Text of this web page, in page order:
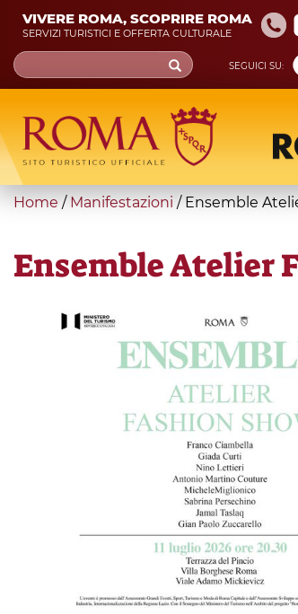
Skip
main
content
VIVERE ROMA, SCOPRIRE ROMA
SERVIZI TURISTICI E OFFERTA CULTURALE
SEGUICI SU:
Search
form
Cerca
You
here
Home / Manifestazioni / Ensemble
Ensemble Atelier